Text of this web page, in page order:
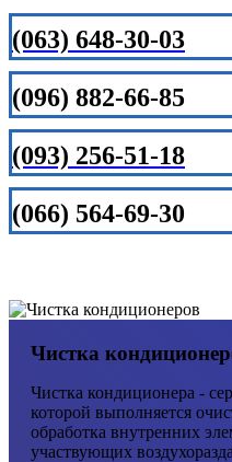
(063) 648-30-03
(096) 882-66-85
(093) 256-51-18
(066) 564-69-30
Чистка
Чистка кондиционера -
которой выполняется
обработка внутренних
участвующих